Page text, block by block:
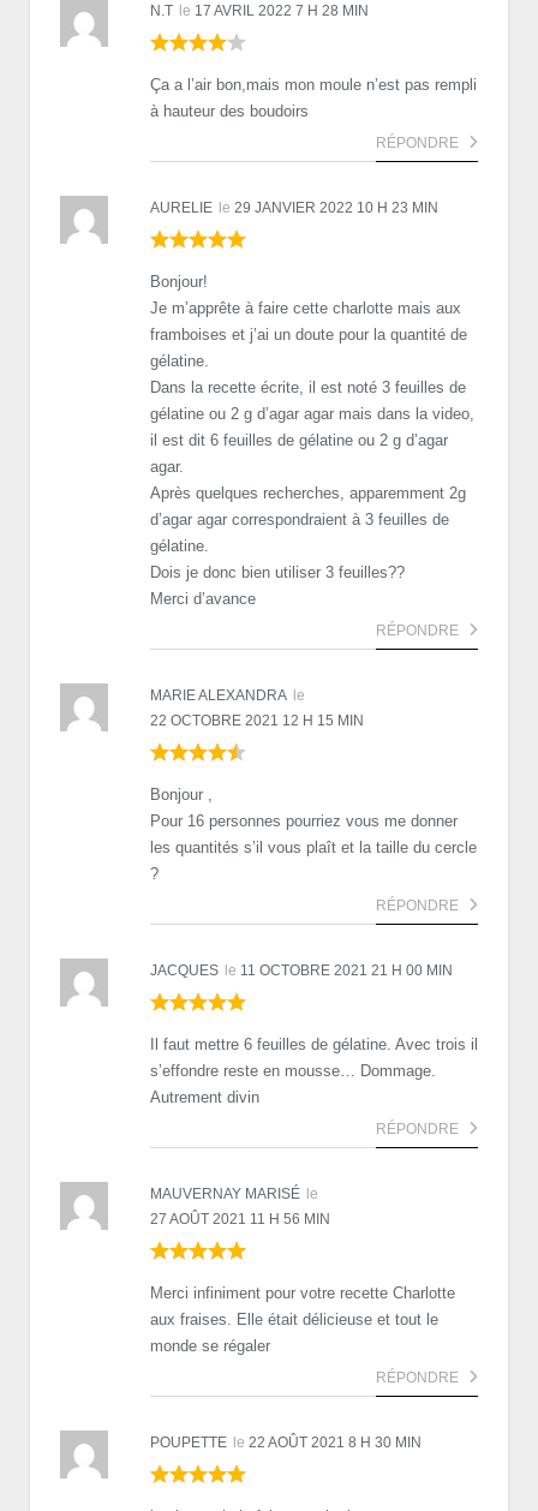
N.T le 17 AVRIL 2022 7 H 28 MIN
Ça a l’air bon,mais mon moule n’est pas rempli
à hauteur des boudoirs
RÉPONDRE
AURELIE le 29 JANVIER 2022 10 H 23 MIN
Bonjour!
Je m’apprête à faire cette charlotte mais aux
framboises et j’ai un doute pour la quantité de
gélatine.
Dans la recette écrite, il est noté 3 feuilles de
gélatine ou 2 g d’agar agar mais dans la video,
il est dit 6 feuilles de gélatine ou 2 g d’agar
agar.
Après quelques recherches, apparemment 2g
d’agar agar correspondraient à 3 feuilles de
gélatine.
Dois je donc bien utiliser 3 feuilles??
Merci d’avance
RÉPONDRE
MARIE ALEXANDRA le
22 OCTOBRE 2021 12 H 15 MIN
Bonjour ,
Pour 16 personnes pourriez vous me donner
les quantités s’il vous plaît et la taille du cercle
?
RÉPONDRE
JACQUES le 11 OCTOBRE 2021 21 H 00 MIN
Il faut mettre 6 feuilles de gélatine. Avec trois il
s’effondre reste en mousse… Dommage.
Autrement divin
RÉPONDRE
MAUVERNAY MARISÉ le
27 AOÛT 2021 11 H 56 MIN
Merci infiniment pour votre recette Charlotte
aux fraises. Elle était délicieuse et tout le
monde se régaler
RÉPONDRE
POUPETTE le 22 AOÛT 2021 8 H 30 MIN